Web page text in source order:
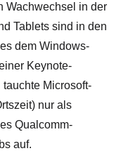
Wachwechsel in der
Tablets sind in den
dem Windows-
Keynote-
Microsoft-
nur als
Qualcomm-
auf.